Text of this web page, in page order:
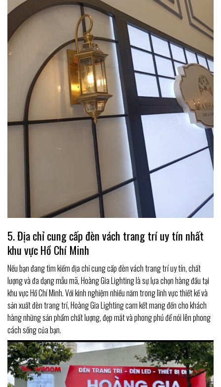
5. Địa chỉ cung cấp đèn vách trang trí uy tín nhất
khu vực Hồ Chí Minh
Nếu bạn đang tìm kiếm địa chỉ cung cấp đèn vách trang trí uy tín, chất
lượng và đa dạng mẫu mã, Hoàng Gia Lighting là sự lựa chọn hàng đầu tại
khu vực Hồ Chí Minh. Với kinh nghiệm nhiều năm trong lĩnh vực thiết kế và
sản xuất đèn trang trí, Hoàng Gia Lighting cam kết mang đến cho khách
hàng những sản phẩm chất lượng, đẹp mắt và phong phú để nói lên phong
cách sống của bạn.